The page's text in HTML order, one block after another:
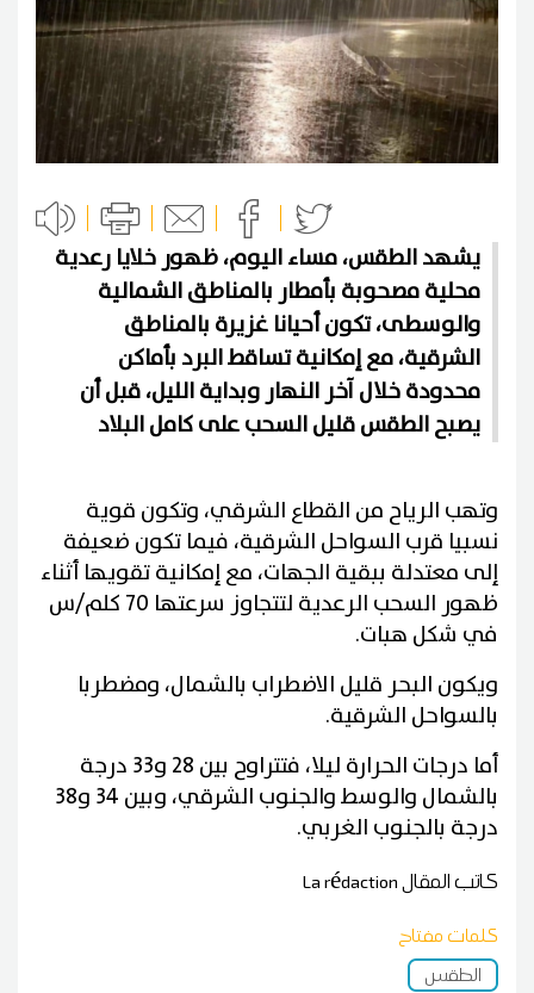
يشهد الطقس، مساء اليوم، ظهور خلايا رعدية
محلية مصحوبة بأمطار بالمناطق الشمالية
والوسطى، تكون أحيانا غزيرة بالمناطق
الشرقية، مع إمكانية تساقط البرد بأماكن
محدودة خلال آخر النهار وبداية الليل، قبل أن
يصبح الطقس قليل السحب على كامل البلاد
وتهب الرياح من القطاع الشرقي، وتكون قوية
نسبيا قرب السواحل الشرقية، فيما تكون ضعيفة
إلى معتدلة ببقية الجهات، مع إمكانية تقويها أثناء
ظهور السحب الرعدية لتتجاوز سرعتها 70 كلم/س
في شكل هبات.
ويكون البحر قليل الاضطراب بالشمال، ومضطربا
بالسواحل الشرقية.
أما درجات الحرارة ليلا، فتتراوح بين 28 و33 درجة
بالشمال والوسط والجنوب الشرقي، وبين 34 و38
درجة بالجنوب الغربي.
كاتب المقالLa rédaction
كلمات مفتاح
الطقس